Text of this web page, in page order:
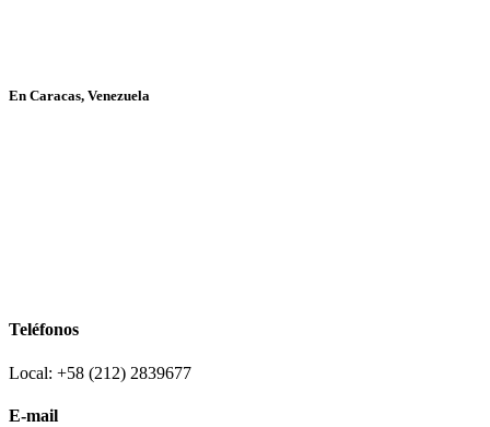
En Caracas, Venezuela
Teléfonos
Local: +58 (212) 2839677
E-mail